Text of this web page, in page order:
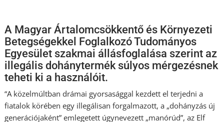
A Magyar Ártalomcsökkentő és Környezeti
Betegségekkel Foglalkozó Tudományos
Egyesület szakmai állásfoglalása szerint az
illegális dohánytermék súlyos mérgezésnek
teheti ki a használóit.
“A közelmúltban drámai gyorsasággal kezdett el terjedni a
fiatalok körében egy illegálisan forgalmazott, a „dohányzás új
generációjaként” emlegetett úgynevezett „manórúd”, az Elf